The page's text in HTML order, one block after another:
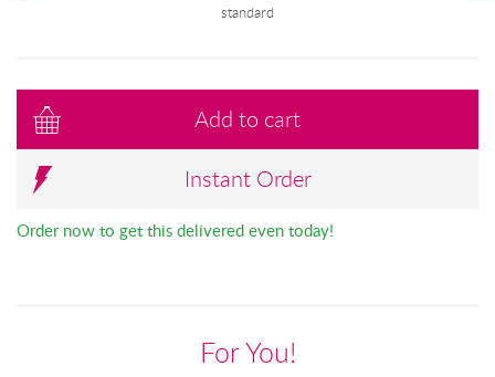
standard
Add to cart
Instant Order
Order now to get this delivered even today!
For You!